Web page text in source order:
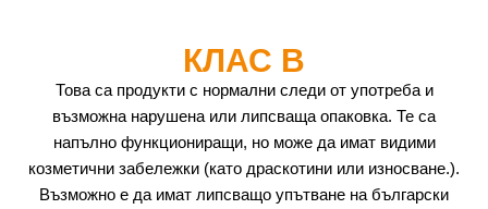
КЛАС B
Това са продукти с нормални следи от употреба и
възможна нарушена или липсваща опаковка. Те са
напълно функциониращи, но може да имат видими
козметични забележки (като драскотини или износване.).
Възможно е да имат липсващо упътване на български